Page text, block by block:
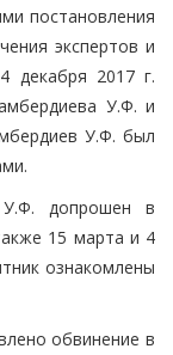
постановления
экспертов и
декабря 2017 г.
У.Ф. и
У.Ф. был
допрошен в
15 марта и 4
ознакомлены
обвинение в